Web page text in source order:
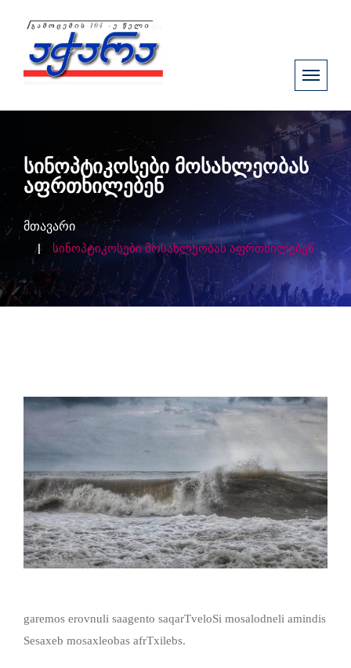
სინოპტიკოსები მოსახლეობას
აფრთხილებენ
მთავარი
სინოპტიკოსები მოსახლეობას აფრთხილებენ
garemos erovnuli saagento saqarTveloSi mosalodneli amindis
Sesaxeb mosaxleobas afrTxilebs.